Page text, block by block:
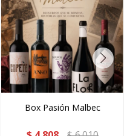
Box Pasión Malbec